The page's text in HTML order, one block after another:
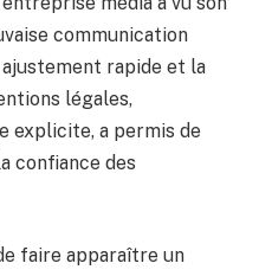
communication
rapide et la
légales,
explicite, a permis de
confiance des
faire apparaître un